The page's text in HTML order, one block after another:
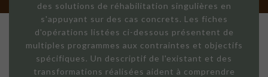
des solutions de réhabilitation singulières en
s'appuyant sur des cas concrets. Les fiches
d'opérations listées ci-dessous présentent de
multiples programmes aux contraintes et objectifs
spécifiques. Un descriptif de l'existant et des
transformations réalisées aident à comprendre